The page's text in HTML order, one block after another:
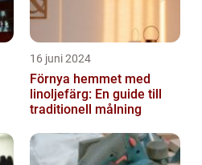
16 juni 2024
Förnya hemmet med
linoljefärg: En guide till
traditionell målning